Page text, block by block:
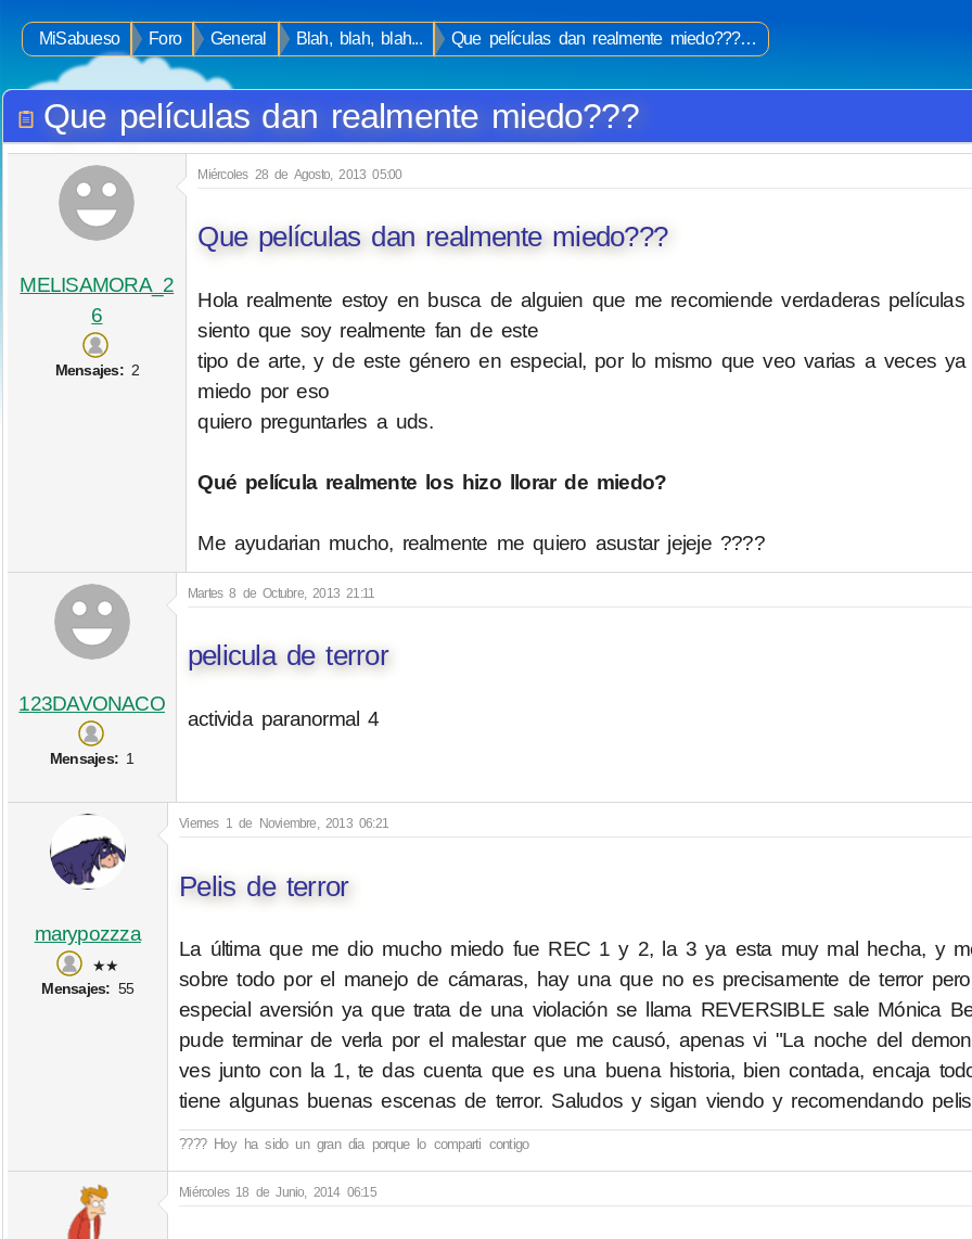
MiSabueso Foro General Blah, blah, blah... Que películas dan realmente miedo???…
Que películas dan realmente miedo???
MELISAMORA_2
6
Mensajes:2
Miércoles 28 de Agosto, 2013 05:00
Que películas dan realmente miedo???
Hola realmente estoy en busca de alguien que me recomiende verdaderas películas
siento que soy realmente fan de este
tipo de arte, y de este género en especial, por lo mismo que veo varias a veces
miedo por eso
quiero preguntarles a uds.
Qué película realmente los hizo llorar de miedo?
Me ayudarian mucho, realmente me quiero asustar jejeje ????
123DAVONACO
Mensajes: 1
Martes 8 de Octubre, 2013 21:11
pelicula de terror
activida paranormal 4
marypozzza
★★
Mensajes: 55
Viernes 1 de Noviembre, 2013 06:21
Pelis de terror
La última que me dio mucho miedo fue REC 1 y 2, la 3 ya esta muy mal hecha, y
sobre todo por el manejo de cámaras, hay una que no es precisamente de terror
especial aversión ya que trata de una violación se llama REVERSIBLE sale Mónica
pude terminar de verla por el malestar que me causó, apenas vi "La noche del
ves junto con la 1, te das cuenta que es una buena historia, bien contada, encaja
tiene algunas buenas escenas de terror. Saludos y sigan viendo y recomendando
???? Hoy ha sido un gran dia porque lo comparti contigo
Miércoles 18 de Junio, 2014 06:15